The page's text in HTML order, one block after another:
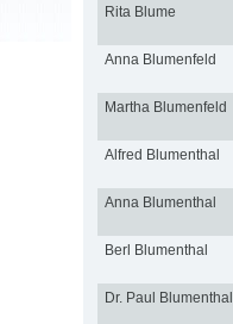
Rita Blume
Anna Blumenfeld
Martha Blumenfeld
Alfred Blumenthal
Anna Blumenthal
Berl Blumenthal
Dr. Paul Blumenthal